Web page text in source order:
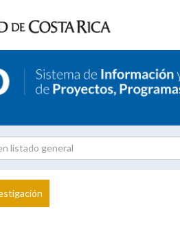
Investigador